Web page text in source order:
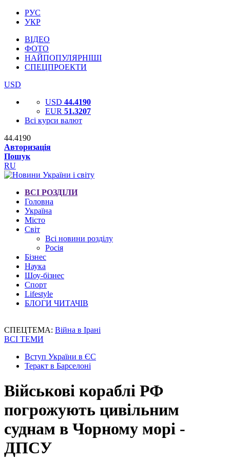
РУС
УКР
ВІДЕО
ФОТО
НАЙПОПУЛЯРНІШІ
СПЕЦПРОЕКТИ
USD
USD 44.4190
EUR 51.3207
Всі курси валют
44.4190
Авторизація
Пошук
RU
ВСІ РОЗДІЛИ
Головна
Україна
Місто
Світ
Всі новини розділу
Росія
Бізнес
Наука
Шоу-бізнес
Спорт
Lifestyle
БЛОГИ ЧИТАЧІВ
СПЕЦТЕМА: Війна в Ірані
ВСІ ТЕМИ
Вступ України в ЄС
Теракт в Барселоні
Військові кораблі РФ
погрожують цивільним
суднам в Чорному морі -
ДПСУ